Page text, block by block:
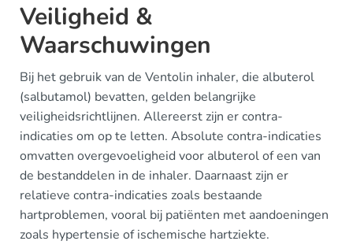
Veiligheid &
Waarschuwingen
Bij het gebruik van de Ventolin inhaler, die albuterol
(salbutamol) bevatten, gelden belangrijke
veiligheidsrichtlijnen. Allereerst zijn er contra-
indicaties om op te letten. Absolute contra-indicaties
omvatten overgevoeligheid voor albuterol of een van
de bestanddelen in de inhaler. Daarnaast zijn er
relatieve contra-indicaties zoals bestaande
hartproblemen, vooral bij patiënten met aandoeningen
zoals hypertensie of ischemische hartziekte.